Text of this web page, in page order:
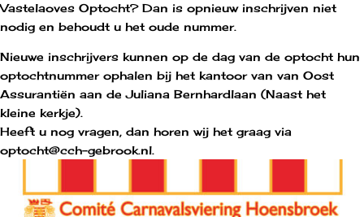
Vastelaoves Optocht? Dan is opnieuw inschrijven niet
nodig en behoudt u het oude nummer.
Nieuwe inschrijvers kunnen op de dag van de optocht hun
optochtnummer ophalen bij het kantoor van van Oost
Assurantiën aan de Juliana Bernhardlaan (Naast het
kleine kerkje).
Heeft u nog vragen, dan horen wij het graag via
optocht@cch-gebrook.nl.